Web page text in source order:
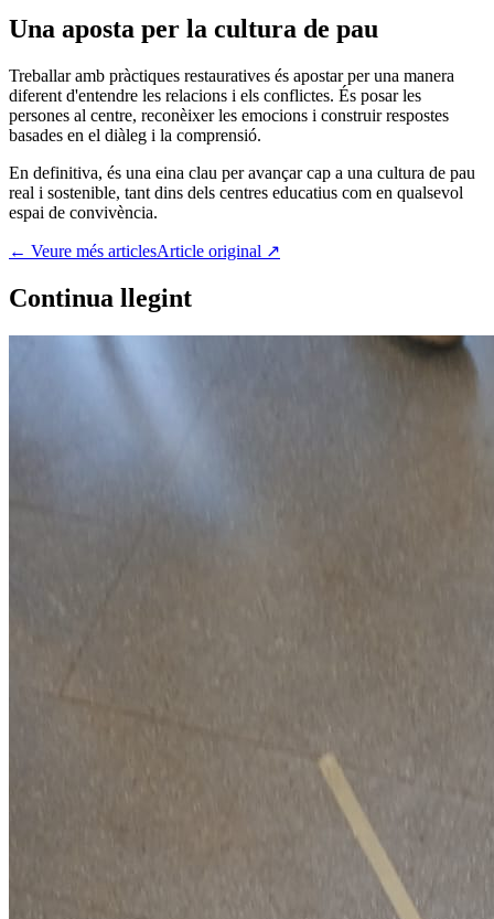
Una aposta per la cultura de pau
Treballar amb pràctiques restauratives és apostar per una manera
diferent d'entendre les relacions i els conflictes. És posar les
persones al centre, reconèixer les emocions i construir respostes
basades en el diàleg i la comprensió.
En definitiva, és una eina clau per avançar cap a una cultura de pau
real i sostenible, tant dins dels centres educatius com en qualsevol
espai de convivència.
← Veure més articlesArticle original ↗
Continua llegint